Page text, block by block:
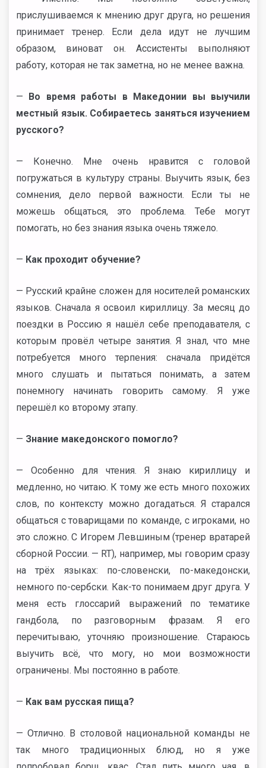
прислушиваемся к мнению друг друга, но решения
принимает тренер. Если дела идут не лучшим
образом, виноват он. Ассистенты выполняют
работу, которая не так заметна, но не менее важна.
— Во время работы в Македонии вы выучили
местный язык. Собираетесь заняться изучением
русского?
— Конечно. Мне очень нравится с головой
погружаться в культуру страны. Выучить язык, без
сомнения, дело первой важности. Если ты не
можешь общаться, это проблема. Тебе могут
помогать, но без знания языка очень тяжело.
— Как проходит обучение?
— Русский крайне сложен для носителей романских
языков. Сначала я освоил кириллицу. За месяц до
поездки в Россию я нашёл себе преподавателя, с
которым провёл четыре занятия. Я знал, что мне
потребуется много терпения: сначала придётся
много слушать и пытаться понимать, а затем
понемногу начинать говорить самому. Я уже
перешёл ко второму этапу.
— Знание македонского помогло?
— Особенно для чтения. Я знаю кириллицу и
медленно, но читаю. К тому же есть много похожих
слов, по контексту можно догадаться. Я старался
общаться с товарищами по команде, с игроками, но
это сложно. С Игорем Левшиным (тренер вратарей
сборной России. — RT), например, мы говорим сразу
на трёх языках: по-словенски, по-македонски,
немного по-сербски. Как-то понимаем друг друга. У
меня есть глоссарий выражений по тематике
гандбола, по разговорным фразам. Я его
перечитываю, уточняю произношение. Стараюсь
выучить всё, что могу, но мои возможности
ограничены. Мы постоянно в работе.
— Как вам русская пища?
— Отлично. В столовой национальной команды не
так много традиционных блюд, но я уже